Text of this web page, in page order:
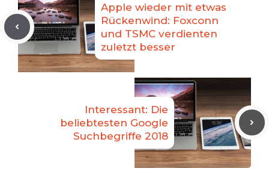
Apple wieder mit etwas
Rückenwind: Foxconn
und TSMC verdienten
zuletzt besser
Interessant: Die
beliebtesten Google
Suchbegriffe 2018